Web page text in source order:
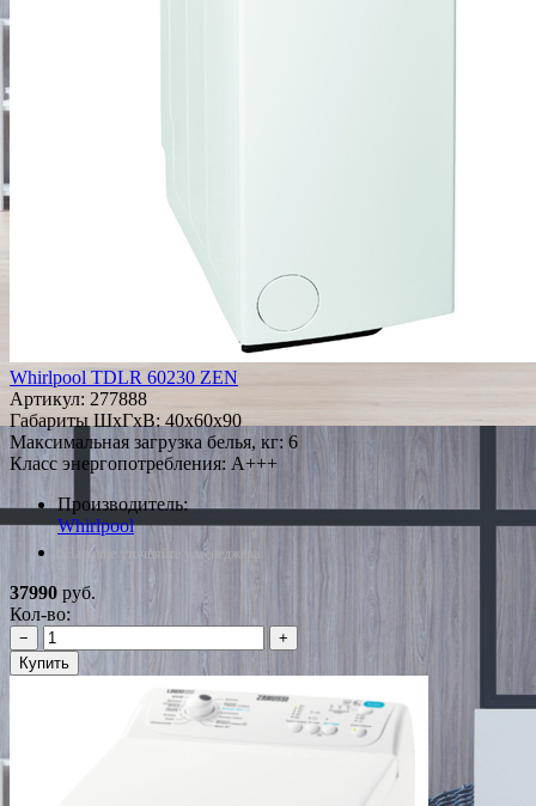
Whirlpool TDLR 60230 ZEN
Артикул: 277888
Габариты ШxГxВ: 40x60x90
Максимальная загрузка белья, кг: 6
Класс энергопотребления: A+++
Производитель:
Whirlpool
*Наличие уточняйте у менеджера
37990 руб.
Кол-во:
−
+
Купить